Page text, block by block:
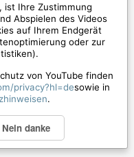
ist Ihre Zustimmung
Abspielen des Videos
auf Ihrem Endgerät
oder zur
von YouTube finden
privacy?hl=desowie in
.
Nein danke